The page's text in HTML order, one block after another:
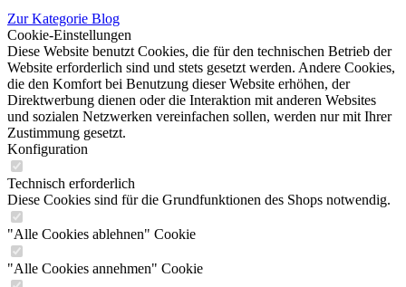
Zur Kategorie Blog
Cookie-Einstellungen
Diese Website benutzt Cookies, die für den technischen Betrieb der
Website erforderlich sind und stets gesetzt werden. Andere Cookies,
die den Komfort bei Benutzung dieser Website erhöhen, der
Direktwerbung dienen oder die Interaktion mit anderen Websites
und sozialen Netzwerken vereinfachen sollen, werden nur mit Ihrer
Zustimmung gesetzt.
Konfiguration
Technisch erforderlich
Diese Cookies sind für die Grundfunktionen des Shops notwendig.
"Alle Cookies ablehnen" Cookie
"Alle Cookies annehmen" Cookie